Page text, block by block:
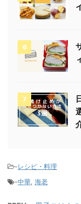
6
7
-レシピ・料理
-中華, 海老